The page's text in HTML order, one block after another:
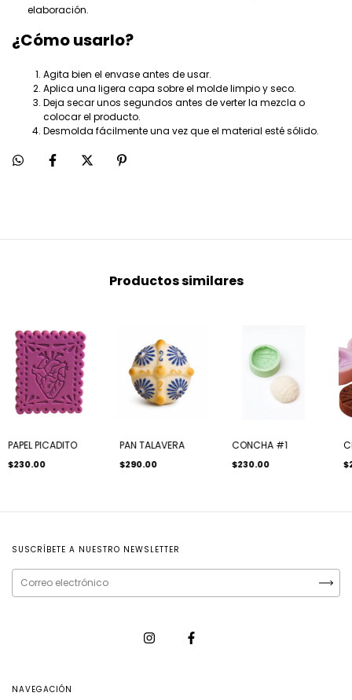
elaboración.
¿Cómo usarlo?
Agita bien el envase antes de usar.
Aplica una ligera capa sobre el molde limpio y seco.
Deja secar unos segundos antes de verter la mezcla o
colocar el producto.
Desmolda fácilmente una vez que el material esté sólido.
Productos similares
PAPEL PICADITO
$230.00
PAN TALAVERA
$290.00
CONCHA #1
$230.00
SUSCRÍBETE A NUESTRO NEWSLETTER
NAVEGACIÓN